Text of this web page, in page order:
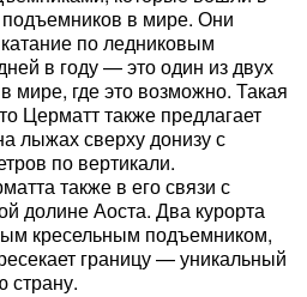
в мире. Они
по ледниковым
в году — это один из двух
мире, где это возможно. Такая
Церматт также предлагает
лыжах сверху донизу с
по вертикали.
также в его связи с
долине Аоста. Два курорта
кресельным подъемником,
границу — уникальный
страну.